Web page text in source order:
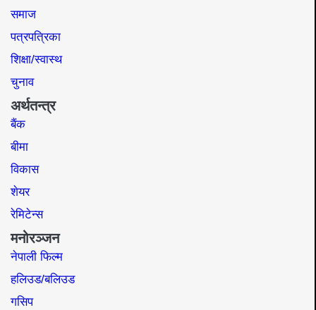
समाज​
पत्रपत्रिका
शिक्षा/स्वास्थ
चुनाव
अर्थतन्त्र
बैंक
बीमा
विकास
शेयर
रेमिटेन्स
मनोरञ्जन
नेपाली फिल्म
हलिउड/बलिउड
गसिप